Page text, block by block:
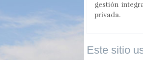
gestión
privada.
Este sitio